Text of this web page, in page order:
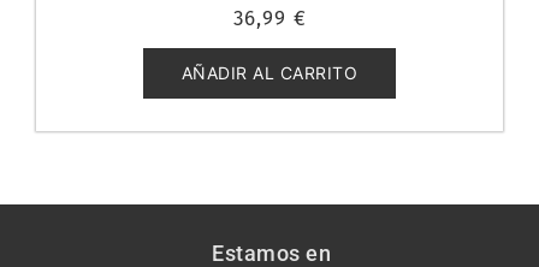
con
de
5
36,99 €
AÑADIR AL CARRITO
Estamos en